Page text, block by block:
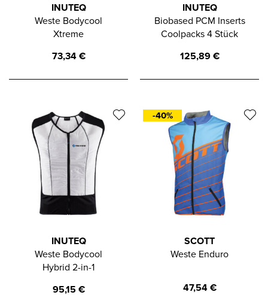
INUTEQ
Weste Bodycool
Xtreme
73,34€
INUTEQ
Biobased PCM Inserts
Coolpacks 4 Stück
125,89€
INUTEQ
Weste Bodycool
Hybrid 2-in-1
95,15€
-40%
SCOTT
Weste Enduro
47,54€